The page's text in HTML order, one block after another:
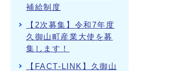
補給制度
【2次募集】令和7年度
久御山町産業大使を募
集します！
【FACT-LINK】久御山